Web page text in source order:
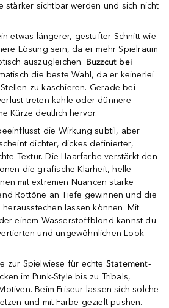
stärker sichtbar werden und sich nicht
etwas längerer, gestufter Schnitt wie
Lösung sein, da er mehr Spielraum
auszugleichen. Buzzcut bei
die beste Wahl, da er keinerlei
zu kaschieren. Gerade bei
treten kahle oder dünnere
Kürze deutlich hervor.
die Wirkung subtil, aber
dichter, dickes definierter,
Textur. Die Haarfarbe verstärkt den
die grafische Klarheit, helle
mit extremen Nuancen starke
Rottöne an Tiefe gewinnen und die
lassen können. Mit
einem Wasserstoffblond kannst du
und ungewöhnlichen Look
zur Spielwiese für echte Statement-
im Punk-Style bis zu Tribals,
Beim Friseur lassen sich solche
und mit Farbe gezielt pushen.